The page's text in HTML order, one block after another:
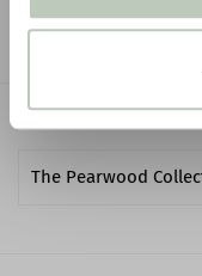
SPECIFICATIES
The Pearwood